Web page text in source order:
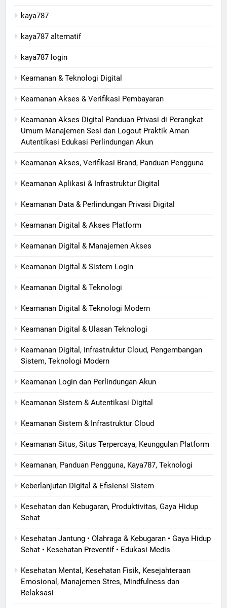
kaya787
kaya787 alternatif
kaya787 login
Keamanan & Teknologi Digital
Keamanan Akses & Verifikasi Pembayaran
Keamanan Akses Digital Panduan Privasi di Perangkat
Umum Manajemen Sesi dan Logout Praktik Aman
Autentikasi Edukasi Perlindungan Akun
Keamanan Akses, Verifikasi Brand, Panduan Pengguna
Keamanan Aplikasi & Infrastruktur Digital
Keamanan Data & Perlindungan Privasi Digital
Keamanan Digital & Akses Platform
Keamanan Digital & Manajemen Akses
Keamanan Digital & Sistem Login
Keamanan Digital & Teknologi
Keamanan Digital & Teknologi Modern
Keamanan Digital & Ulasan Teknologi
Keamanan Digital, Infrastruktur Cloud, Pengembangan
Sistem, Teknologi Modern
Keamanan Login dan Perlindungan Akun
Keamanan Sistem & Autentikasi Digital
Keamanan Sistem & Infrastruktur Cloud
Keamanan Situs, Situs Terpercaya, Keunggulan Platform
Keamanan, Panduan Pengguna, Kaya787, Teknologi
Keberlanjutan Digital & Efisiensi Sistem
Kesehatan dan Kebugaran, Produktivitas, Gaya Hidup
Sehat
Kesehatan Jantung • Olahraga & Kebugaran • Gaya Hidup
Sehat • Kesehatan Preventif • Edukasi Medis
Kesehatan Mental, Kesehatan Fisik, Kesejahteraan
Emosional, Manajemen Stres, Mindfulness dan
Relaksasi